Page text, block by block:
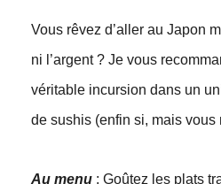
Vous rêvez d’aller au Japon
ni l’argent ? Je vous
véritable incursion dans un
de sushis (enfin si, mais vous
Au menu: Goûtez les plats